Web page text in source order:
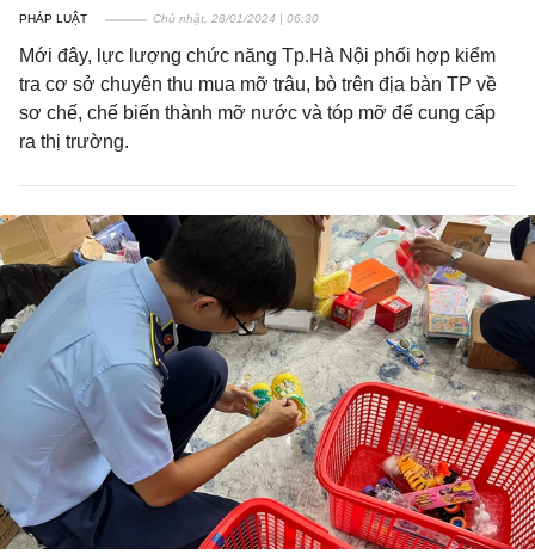
PHÁP LUẬT Chủ nhật, 28/01/2024 | 06:30
Mới đây, lực lượng chức năng Tp.Hà Nội phối hợp kiểm
tra cơ sở chuyên thu mua mỡ trâu, bò trên địa bàn TP về
sơ chế, chế biến thành mỡ nước và tóp mỡ để cung cấp
ra thị trường.